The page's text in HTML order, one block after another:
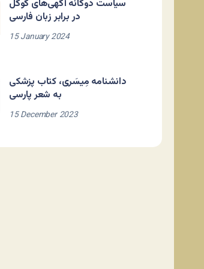
سیاست دوگانه آگهی‌های گوگل
در برابر زبان فارسی
15 January 2024
دانشنامه مِیسَری، کتاب پزشکی
به شعر پارسی
15 December 2023